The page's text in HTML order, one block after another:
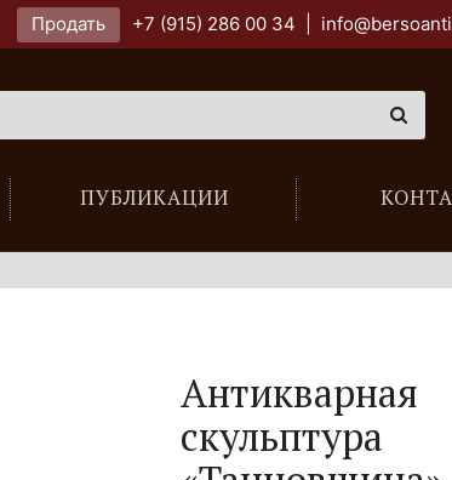
Продать +7 (915) 286 00 34
ПУБЛИКАЦИИ
Антикварная
скульптура